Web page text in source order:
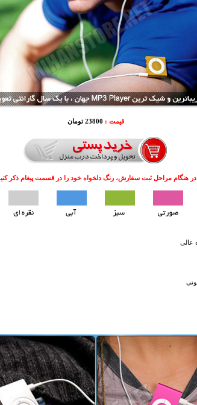
قیمت :
در هنگام مراحل ثبت سفارش، رنگ دلخواه خود را در قسمت پیغام ذکر